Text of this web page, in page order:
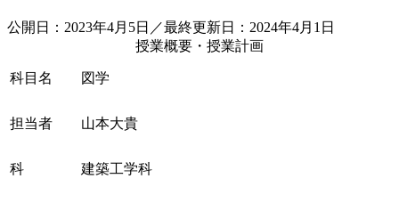
公開日：2023年4月5日／最終更新日：2024年4月1日
授業概要・授業計画
科目名 図学
担当者 山本大貴
科 建築工学科